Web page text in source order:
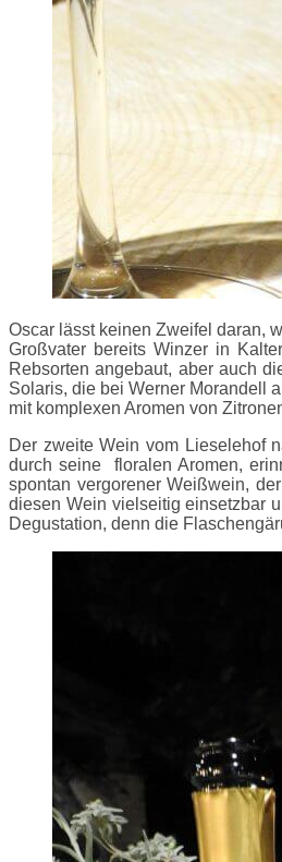
Oscar lässt keinen Zweifel daran,
Großvater bereits Winzer in
Rebsorten angebaut, aber auch
Solaris, die bei Werner Morandell
mit komplexen Aromen von
Der zweite Wein vom Lieselehof
durch seine floralen Aromen,
spontan vergorener Weißwein,
diesen Wein vielseitig einsetzbar
Degustation, denn die